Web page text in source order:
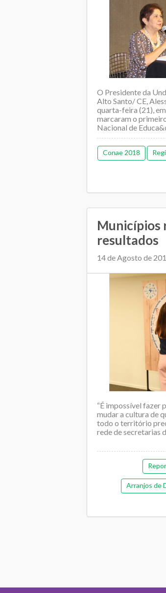
O Presidente da
Alto Santo/ CE,
quarta-feira (21),
marcaram o
Nacional de
Conae 2018
Municípios
resultados
14 de Agosto de
“É impossível fazer
mudar a cultura de
todo o território
rede de secretarias
Arranjos de